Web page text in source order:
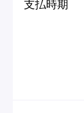
支払時期